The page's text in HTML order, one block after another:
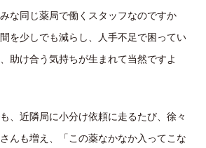
な同じ薬局で働くスタッフなのですか
を少しでも減らし、人手不足で困ってい
助け合う気持ちが生まれて当然ですよ
、近隣局に小分け依頼に走るたび、徐々
んも増え、「この薬なかなか入ってこな